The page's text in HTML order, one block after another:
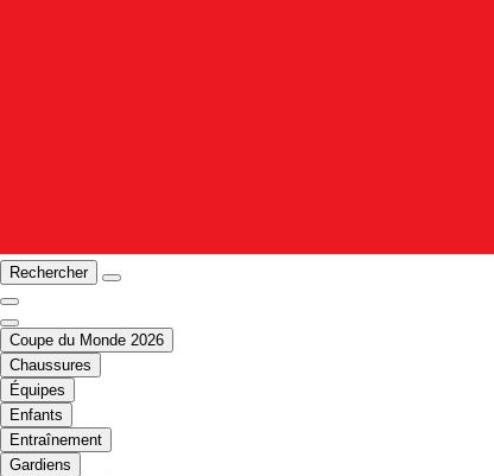
Rechercher
Coupe du Monde 2026
Chaussures
Équipes
Enfants
Entraînement
Gardiens